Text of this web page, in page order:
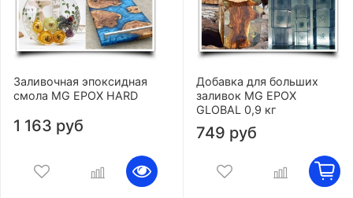
Заливочная эпоксидная
смола MG EPOX HARD
1 163 руб
Добавка для больших
заливок MG EPOX
GLOBAL 0,9 кг
749 руб